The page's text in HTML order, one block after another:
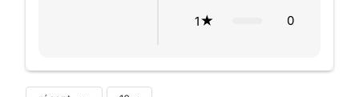
1 0